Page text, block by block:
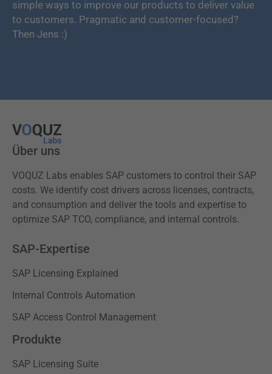
simple ways to improve our products to deliver value
to customers. Pragmatic and customer-focused?
Then Jens :)
Über uns
VOQUZ Labs enables SAP customers to control their SAP
costs. We identify cost drivers across licenses, contracts,
and consumption and deliver the tools and expertise to
optimize SAP TCO, compliance, and internal controls.
SAP-Expertise
SAP Licensing Explained
Internal Controls Automation
SAP Access Control Management
Produkte
SAP Licensing Suite